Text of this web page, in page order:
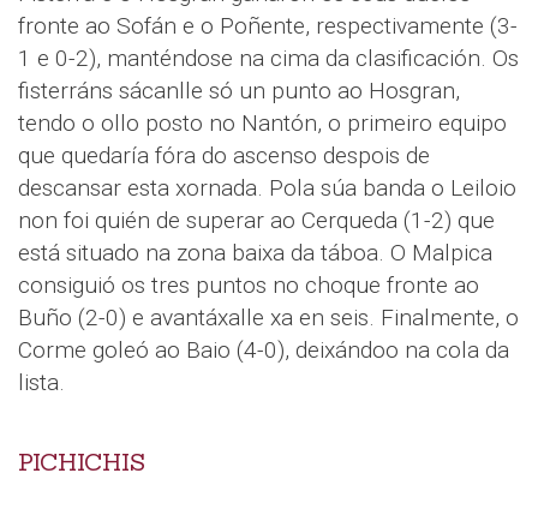
fronte ao Sofán e o Poñente, respectivamente (3-
1 e 0-2), manténdose na cima da clasificación. Os
fisterráns sácanlle só un punto ao Hosgran,
tendo o ollo posto no Nantón, o primeiro equipo
que quedaría fóra do ascenso despois de
descansar esta xornada. Pola súa banda o Leiloio
non foi quién de superar ao Cerqueda (1-2) que
está situado na zona baixa da táboa. O Malpica
consiguió os tres puntos no choque fronte ao
Buño (2-0) e avantáxalle xa en seis. Finalmente, o
Corme goleó ao Baio (4-0), deixándoo na cola da
lista.
PICHICHIS